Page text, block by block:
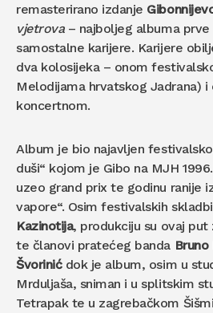
remasterirano izdanje
vjetrova– najboljeg albuma
samostalne karijere. Karijere
dva kolosijeka – onom
Melodijama hrvatskog Jadrana) i
koncertnom.
Album je bio najavljen
duši“ kojom je Gibo na MJH
uzeo grand prix te godinu ranije
vapore“. Osim festivalskih
Kazinotija, produkciju su ovaj
te članovi pratećeg banda Bruno
Švorinićdok je album, osim u
Mrduljaša, sniman i u splitskim
Tetrapak te u zagrebačkom